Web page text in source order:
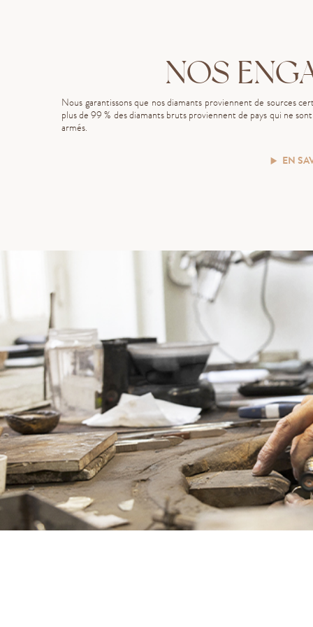
NOS
Nous garantissons que nos diamants proviennent de sources
plus de 99 % des diamants bruts proviennent de pays qui ne
armés.
EN